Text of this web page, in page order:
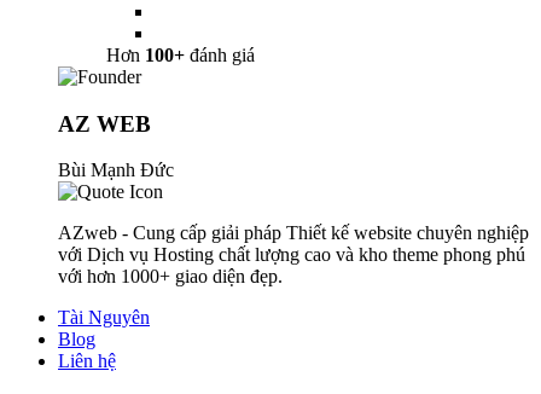
Hơn 100+ đánh giá
AZ WEB
Bùi Mạnh Đức
AZweb - Cung cấp giải pháp Thiết kế website chuyên nghiệp
với Dịch vụ Hosting chất lượng cao và kho theme phong phú
với hơn 1000+ giao diện đẹp.
Tài Nguyên
Blog
Liên hệ